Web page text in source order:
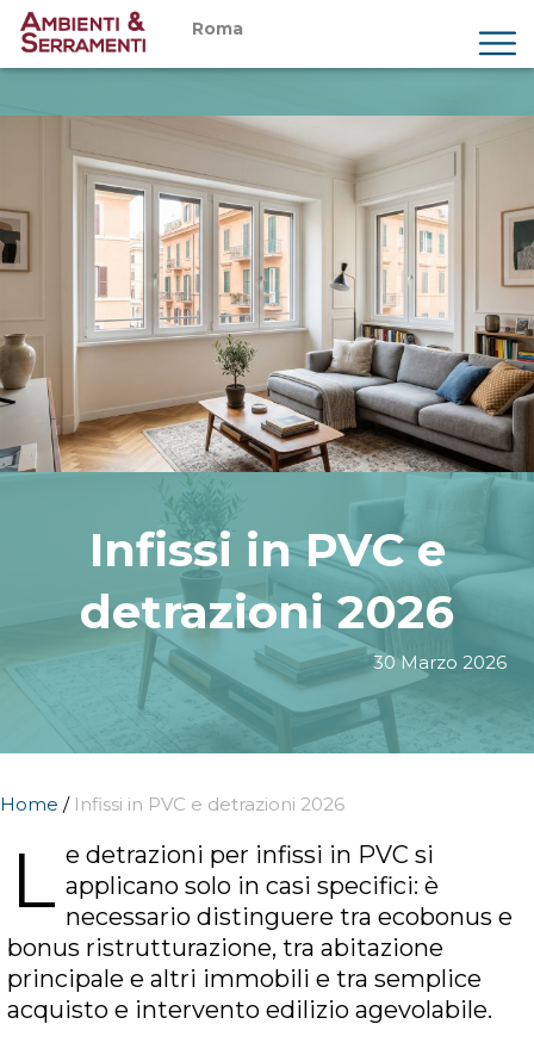
Roma
Prodotti
Showroom
Magazine
Preventivi
Contatti
Infissi in PVC e
detrazioni 2026
30 Marzo 2026
Home / Infissi in PVC e detrazioni 2026
L e detrazioni per infissi in PVC si
applicano solo in casi specifici: è
necessario distinguere tra ecobonus e
bonus ristrutturazione, tra abitazione
principale e altri immobili e tra semplice
acquisto e intervento edilizio agevolabile.